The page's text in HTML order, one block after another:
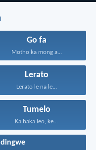
Go fa
Motho ka mong a...
Lerato
Lerato le na le...
Tumelo
Ka baka leo, ke...